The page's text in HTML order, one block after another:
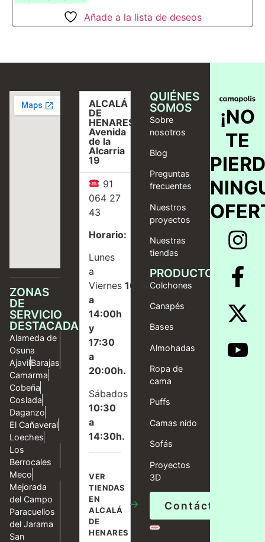
Añade a la lista de deseos
ZONAS
DE
SERVICIO
DESTACADAS
Alameda de
Osuna
AjavilBarajas
Camarma
Cobeña
Coslada
Daganzo
El Cañaveral
Loeches
Los
Berrocales
Meco
Mejorada
del Campo
Paracuellos
del Jarama
San
ALCALÁ
DE
HENARES,
Avenida
de la
Alcarria
19
91
064 27
43
Horario:
Lunes
a
Viernes10:00
a
14:00h
y
17:30
a
20:00h.
Sábados
10:30
a
14:30h.
VER
TIENDAS
EN
ALCALÁ
DE
HENARES
→
QUIÉNES
SOMOS
Sobre
nosotros
Blog
Preguntas
frecuentes
Nuestros
proyectos
Nuestras
tiendas
PRODUCTOS
Colchones
Canapés
Bases
Almohadas
Ropa de
cama
Puffs
Camas nido
Sofás
Proyectos
3D
Contáctanos
¡NO
TE